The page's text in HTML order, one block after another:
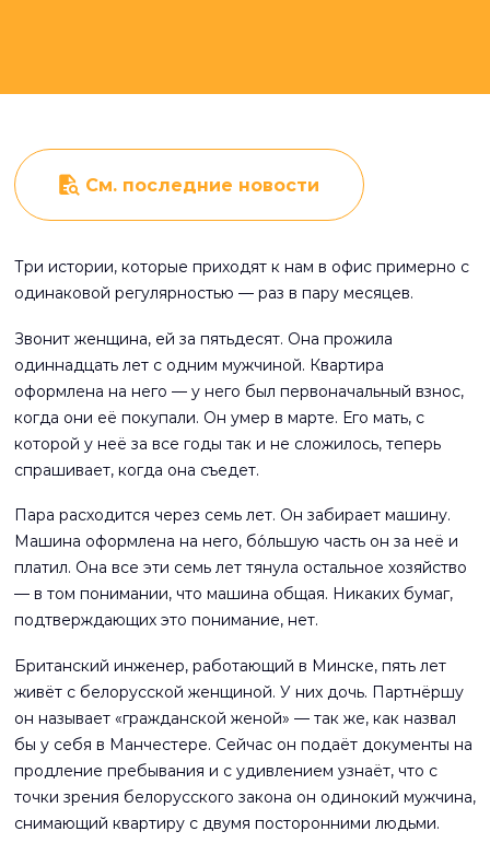
См. последние новости
Три истории, которые приходят к нам в офис примерно с
одинаковой регулярностью — раз в пару месяцев.
Звонит женщина, ей за пятьдесят. Она прожила
одиннадцать лет с одним мужчиной. Квартира
оформлена на него — у него был первоначальный взнос,
когда они её покупали. Он умер в марте. Его мать, с
которой у неё за все годы так и не сложилось, теперь
спрашивает, когда она съедет.
Пара расходится через семь лет. Он забирает машину.
Машина оформлена на него, бо́льшую часть он за неё и
платил. Она все эти семь лет тянула остальное хозяйство
— в том понимании, что машина общая. Никаких бумаг,
подтверждающих это понимание, нет.
Британский инженер, работающий в Минске, пять лет
живёт с белорусской женщиной. У них дочь. Партнёршу
он называет «гражданской женой» — так же, как назвал
бы у себя в Манчестере. Сейчас он подаёт документы на
продление пребывания и с удивлением узнаёт, что с
точки зрения белорусского закона он одинокий мужчина,
снимающий квартиру с двумя посторонними людьми.